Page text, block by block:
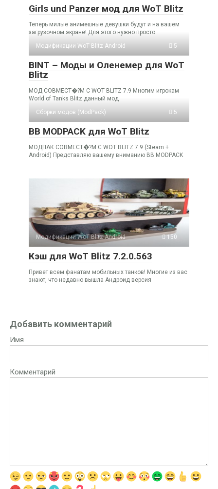
Girls und Panzer мод для WoT Blitz
Теперь милые анимешные девушки будут и на вашем
загрузочном экране! Для этого нужно просто
Модификации WoT Blitz Android
5
BINT – Моды и Оленемер для WoT
Blitz
МОД СОВМЕСТ�?М С WOT BLITZ 7.9 Многим игрокам
World of Tanks Blitz данный мод
Cборки модов (ModPack)
5
BB MODPACK для WoT Blitz
МОДПАК СОВМЕСТ�?М С WOT BLITZ 7.9 (Steam +
Android) Представляю вашему вниманию BB MODPACK
Модификации WoT Blitz Android 150
Кэш для WoT Blitz 7.2.0.563
Привет всем фанатам мобильных танков! Многие из вас
знают, что недавно вышла Андроид версия
Добавить комментарий
Имя
Комментарий